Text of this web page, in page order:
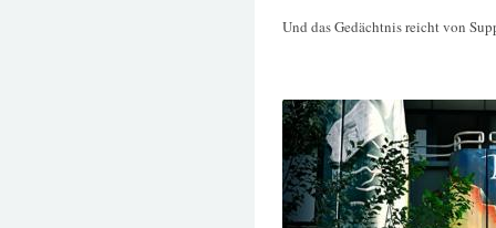
Und das Gedächtnis reicht von